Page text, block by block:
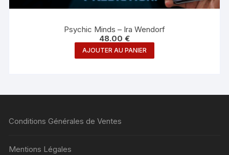
Psychic Minds – Ira Wendorf
48.00 €
AJOUTER AU PANIER
Conditions Générales de Ventes
Mentions Légales